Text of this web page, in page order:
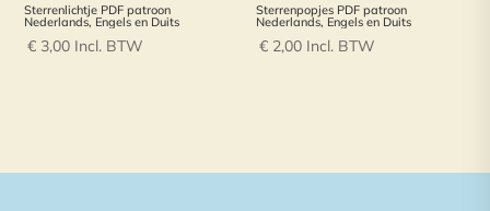
Sterrenlichtje PDF patroon
Nederlands, Engels en Duits
€ 3,00 Incl. BTW
Sterrenpopjes PDF patroon
Nederlands, Engels en Duits
€ 2,00 Incl. BTW